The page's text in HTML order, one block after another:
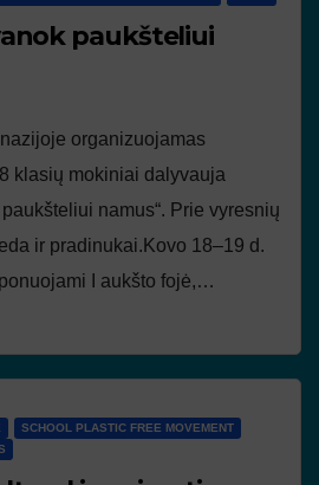
paukšteliui
organizuojamas
klasių mokiniai dalyvauja
namus“. Prie vyresnių
ir pradinukai.Kovo 18–19 d.
I aukšto fojė,…
SCHOOL PLASTIC FREE MOVEMENT